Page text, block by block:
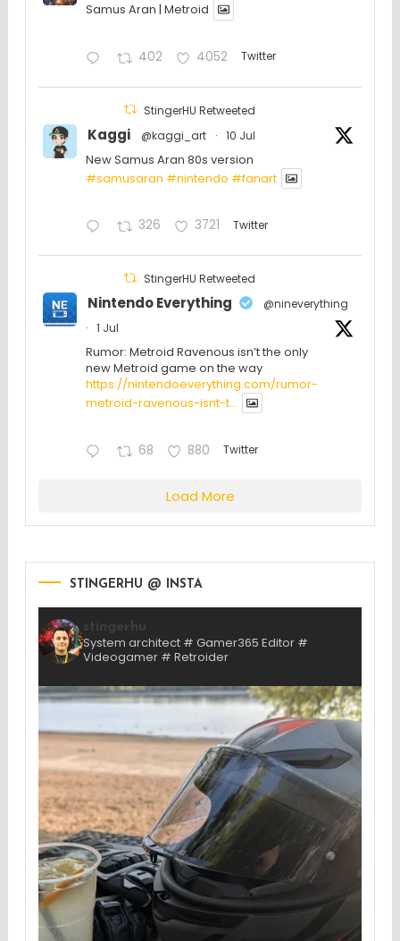
Samus Aran | Metroid
402 4052 Twitter
StingerHU Retweeted
Kaggi @kaggi_art · 10 Jul
New Samus Aran 80s version
#samusaran #nintendo #fanartㅤㅤㅤㅤ
326 3721 Twitter
StingerHU Retweeted
Nintendo Everything
@nineverything
·
1 Jul
Rumor: Metroid Ravenous isn’t the only
new Metroid game on the way
https://nintendoeverything.com/rumor-
metroid-ravenous-isnt-t...
68 880 Twitter
Load More
STINGERHU @ INSTA
System architect # Gamer365 Editor #
Videogamer # Retroider